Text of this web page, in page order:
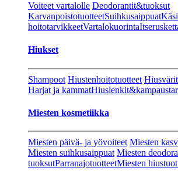
Voiteet vartalolle Deodorantit&tuoksut
KarvanpoistotuotteetSuihkusaippuat
hoitotarvikkeetVartalokuorinta
Hiukset
Shampoot Hiustenhoitotuotteet Hiusvärit
Harjat ja kammat
Miesten kosmetiikka
Miesten päivä- ja yövoiteet Miesten
Miesten suihkusaippuat Miesten
tuoksutParranajotuotteetMiesten